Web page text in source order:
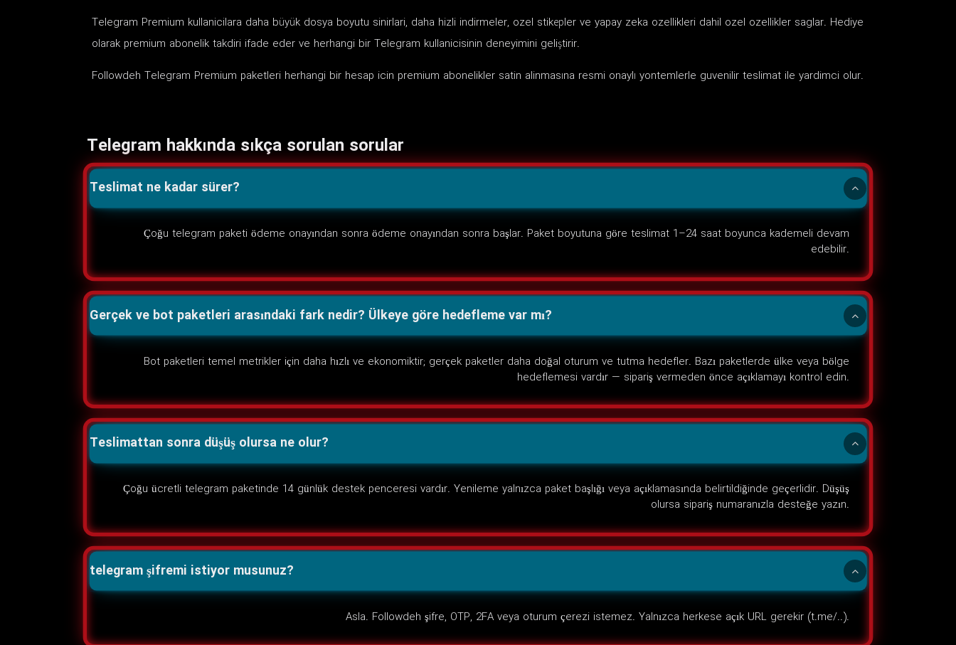
Telegram Premium kullanicilara daha büyük dosya boyutu sinirlari, daha hizli indirmeler, ozel stikерler ve yapay zeka ozellikleri dahil ozel ozellikler saglar. Hediye
olarak premium abonelik takdiri ifade eder ve herhangi bir Telegram kullanicisinin deneyimini geliştirir.
Followdeh Telegram Premium paketleri herhangi bir hesap icin premium abonelikler satin alinmasına resmi onaylı yontemlerle guvenilir teslimat ile yardimci olur.
Telegram hakkında sıkça sorulan sorular
Teslimat ne kadar sürer?
Çoğu telegram paketi ödeme onayından sonra ödeme onayından sonra başlar. Paket boyutuna göre teslimat 1–24 saat boyunca kademeli devam
edebilir.
Gerçek ve bot paketleri arasındaki fark nedir? Ülkeye göre hedefleme var mı?
Bot paketleri temel metrikler için daha hızlı ve ekonomiktir; gerçek paketler daha doğal oturum ve tutma hedefler. Bazı paketlerde ülke veya bölge
hedeflemesi vardır — sipariş vermeden önce açıklamayı kontrol edin.
Teslimattan sonra düşüş olursa ne olur?
Çoğu ücretli telegram paketinde 14 günlük destek penceresi vardır. Yenileme yalnızca paket başlığı veya açıklamasında belirtildiğinde geçerlidir. Düşüş
olursa sipariş numaranızla desteğe yazın.
telegram şifremi istiyor musunuz?
Asla. Followdeh şifre, OTP, 2FA veya oturum çerezi istemez. Yalnızca herkese açık URL gerekir (t.me/..).